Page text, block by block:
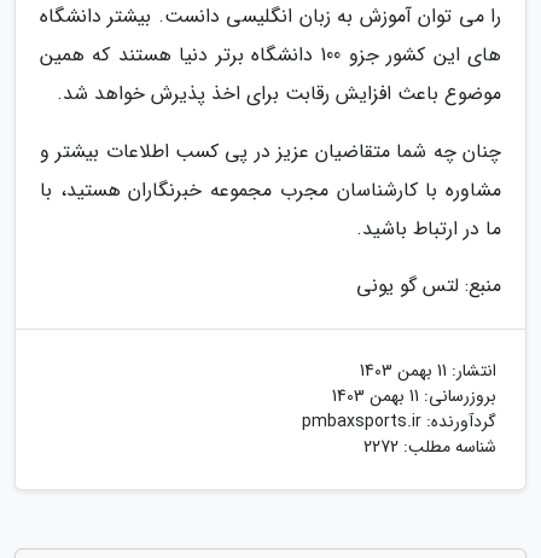
را می توان آموزش به زبان انگلیسی دانست. بیشتر دانشگاه
های این کشور جزو 100 دانشگاه برتر دنیا هستند که همین
موضوع باعث افزایش رقابت برای اخذ پذیرش خواهد شد.
چنان چه شما متقاضیان عزیز در پی کسب اطلاعات بیشتر و
مشاوره با کارشناسان مجرب مجموعه خبرنگاران هستید، با
ما در ارتباط باشید.
منبع: لتس گو یونی
انتشار: 11 بهمن 1403
بروزرسانی: 11 بهمن 1403
گردآورنده: pmbaxsports.ir
شناسه مطلب: 2272